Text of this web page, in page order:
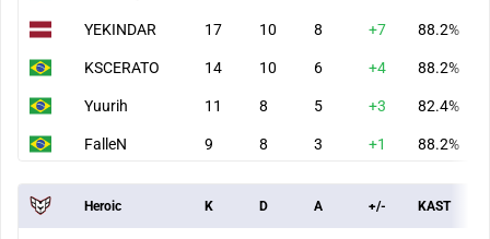
YEKINDAR 17 10 8 +7 88.2%
KSCERATO 14 10 6 +4 88.2%
Yuurih 11 8 5 +3 82.4%
FalleN 9 8 3 +1 88.2%
Heroic K D A +/- KAST